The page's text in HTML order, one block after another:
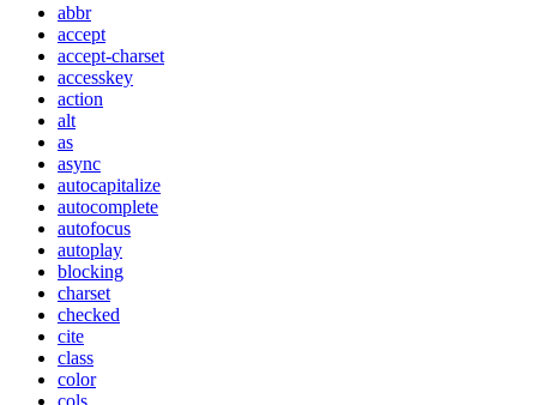
abbr
accept
accept-charset
accesskey
action
alt
as
async
autocapitalize
autocomplete
autofocus
autoplay
blocking
charset
checked
cite
class
color
cols